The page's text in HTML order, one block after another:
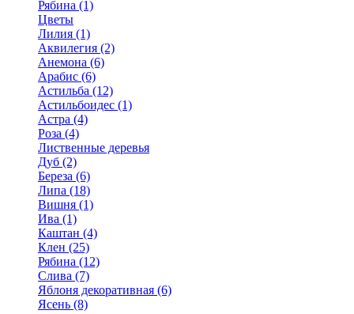
Рябина (1)
Цветы
Лилия (1)
Аквилегия (2)
Анемона (6)
Арабис (6)
Астильба (12)
Астильбоидес (1)
Астра (4)
Роза (4)
Лиственные деревья
Дуб (2)
Береза (6)
Липа (18)
Вишня (1)
Ива (1)
Каштан (4)
Клен (25)
Рябина (12)
Слива (7)
Яблоня декоративная (6)
Ясень (8)